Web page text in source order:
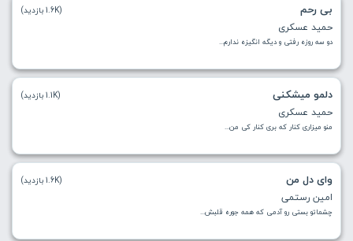
بی رحم
حمید عسکری
دو سه روزه رفتی و دیگه انگیزه ندارم...
(1.6K بازدید)
دلمو میشکنی
حمید عسکری
منو میزاری کنار که بری کنار کی من...
(1.1K بازدید)
وای دل من
امین رستمی
ﭼﺸﻤﺎﺗﻮ ﺑﺴﺘﻰ رو آدﻣﻰ ﻛﻪ‌ ﻫﻤﻪ ﺟﻮره ﻗﻠﺒﺶ...
(1.6K بازدید)